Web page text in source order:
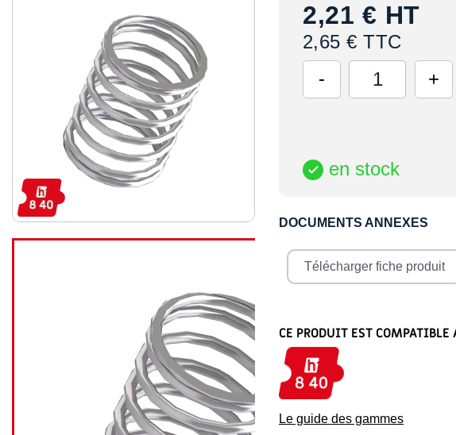
2,21 € HT
2,65 € TTC
 en stock
DOCUMENTS ANNEXES
Télécharger fiche produit
CE PRODUIT EST
Le guide des gammes